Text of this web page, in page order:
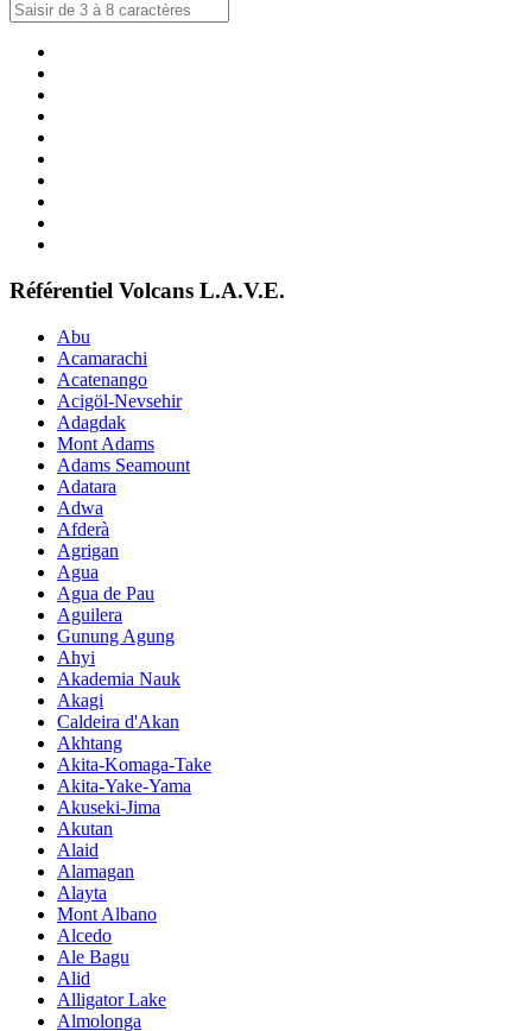
Référentiel Volcans L.A.V.E.
Abu
Acamarachi
Acatenango
Acigöl-Nevsehir
Adagdak
Mont Adams
Adams Seamount
Adatara
Adwa
Afderà
Agrigan
Agua
Agua de Pau
Aguilera
Gunung Agung
Ahyi
Akademia Nauk
Akagi
Caldeira d'Akan
Akhtang
Akita-Komaga-Take
Akita-Yake-Yama
Akuseki-Jima
Akutan
Alaid
Alamagan
Alayta
Mont Albano
Alcedo
Ale Bagu
Alid
Alligator Lake
Almolonga